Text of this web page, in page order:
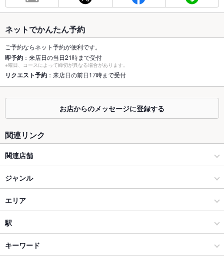
総席数 40席(個室はございません)
最大宴会収
容人数
16人(ご相談ください)
個室 なし ：半個室席 2席用意あり
座敷 なし
カウンター
ソファー
テラス席
貸切
夜景がきれ
いなお席
設備
Wi-Fi
ネットでかんたん予約
ご予約ならネット予約が便利です。
即予約 ：来店日の当日21時まで受付
※曜日、コースによって締切が異なる場合があります。
リクエスト予約 ：来店日の前日17時まで受付
お店からのメッセージに登録する
関連リンク
関連店舗
焼肉ホルモン ほるまさ 柏
ジャンル
焼肉・ホルモン
焼肉
ホルモン
エリア
船橋
船橋 × 焼肉・ホルモン
駅
京成船橋駅
キーワード